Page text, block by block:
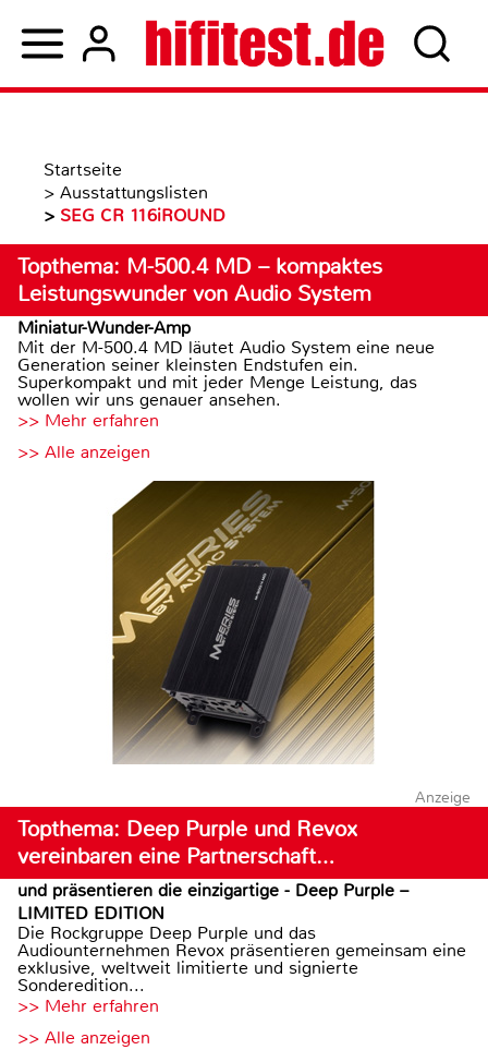
Startseite
> Ausstattungslisten
> SEG CR 116iROUND
Topthema: M-500.4 MD – kompaktes
Leistungswunder von Audio System
Miniatur-Wunder-Amp
Mit der M-500.4 MD läutet Audio System eine neue
Generation seiner kleinsten Endstufen ein.
Superkompakt und mit jeder Menge Leistung, das
wollen wir uns genauer ansehen.
>> Mehr erfahren
>> Alle anzeigen
Anzeige
Topthema: Deep Purple und Revox
vereinbaren eine Partnerschaft…
und präsentieren die einzigartige - Deep Purple –
LIMITED EDITION
Die Rockgruppe Deep Purple und das
Audiounternehmen Revox präsentieren gemeinsam eine
exklusive, weltweit limitierte und signierte
Sonderedition...
>> Mehr erfahren
>> Alle anzeigen